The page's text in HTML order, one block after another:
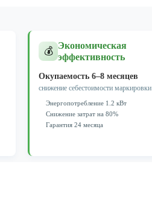
💰
Экономическая
эффективность
Окупаемость 6–8 месяцев
снижение себестоимости маркировки
Энергопотребление 1.2 кВт
Снижение затрат на 80%
Гарантия 24 месяца